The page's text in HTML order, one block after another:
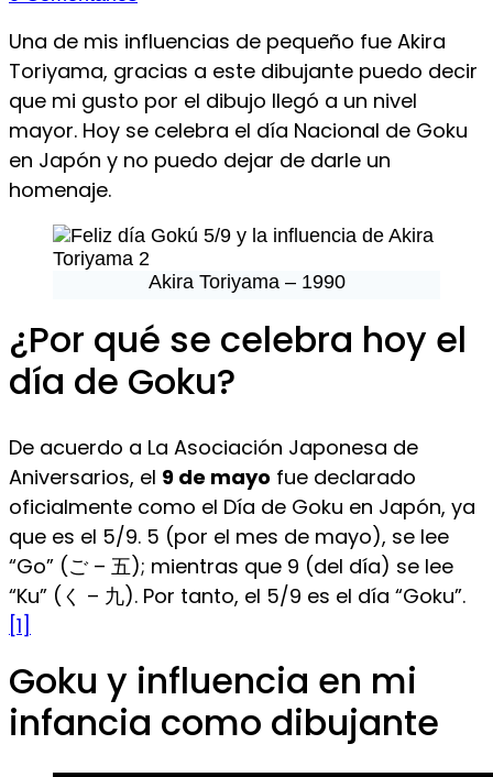
Una de mis influencias de pequeño fue Akira
Toriyama, gracias a este dibujante puedo decir
que mi gusto por el dibujo llegó a un nivel
mayor. Hoy se celebra el día Nacional de Goku
en Japón y no puedo dejar de darle un
homenaje.
Akira Toriyama – 1990
¿Por qué se celebra hoy el
día de Goku?
De acuerdo a La Asociación Japonesa de
Aniversarios, el 9 de mayo fue declarado
oficialmente como el Día de Goku en Japón, ya
que es el 5/9. 5 (por el mes de mayo), se lee
“Go” (ご – 五); mientras que 9 (del día) se lee
“Ku” (く – 九). Por tanto, el 5/9 es el día “Goku”.
[1]
Goku y influencia en mi
infancia como dibujante